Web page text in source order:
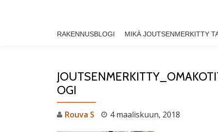
RAKENNUSBLOGI MIKÄ JOUTSENMERKITTY
OGI
Rouva S 4 maaliskuun, 2018